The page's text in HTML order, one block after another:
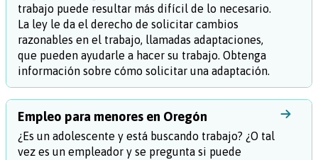
trabajo puede resultar más difícil de lo necesario.
La ley le da el derecho de solicitar cambios
razonables en el trabajo, llamadas adaptaciones,
que pueden ayudarle a hacer su trabajo. Obtenga
información sobre cómo solicitar una adaptación.
Empleo para menores en Oregón
¿Es un adolescente y está buscando trabajo? ¿O tal
vez es un empleador y se pregunta si puede